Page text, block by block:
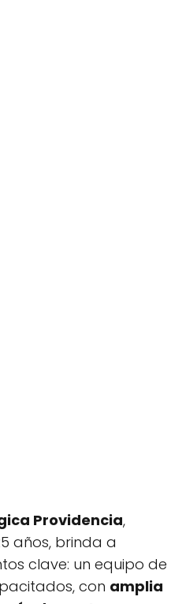
Providencia,
años, brinda a
clave: un equipo de
con amplia